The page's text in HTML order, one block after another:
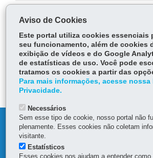
Fa
ce
bo
ok
Tw
itt
er
Voltar Início
MAPA DO SITE
DENUNCIE CORRUPÇÃO
Aviso de Cookies
Este portal utiliza cookies essenciais
seu funcionamento, além de cookies
exibição de vídeos e do Google
de estatísticas de uso. Você pode
tratamos os cookies a partir das
Para mais informações, acesse
Privacidade.
Necessários
Sem esse tipo de cookie, nosso portal não
plenamente. Esses cookies não coletam
visitante.
Estatísticos
Esses cookies nos ajudam a entender